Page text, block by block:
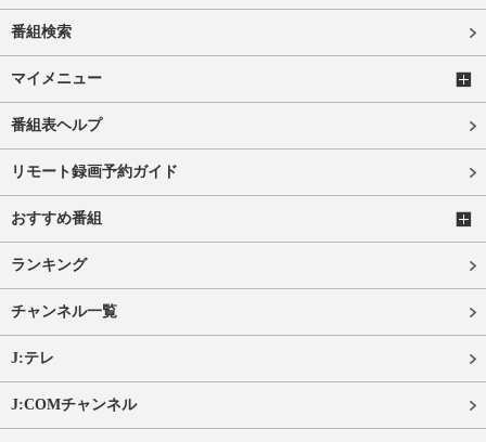
番組検索
マイメニュー
番組表ヘルプ
リモート録画予約ガイド
おすすめ番組
ランキング
チャンネル一覧
J:テレ
J:COMチャンネル